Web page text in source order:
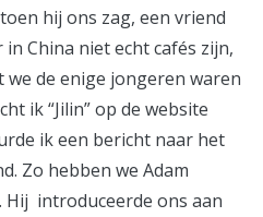
hij ons zag, een vriend
China niet echt cafés zijn,
we de enige jongeren waren
ik “Jilin” op de website
ik een bericht naar het
Zo hebben we Adam
Hij introduceerde ons aan